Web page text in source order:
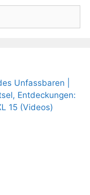
Unfassbaren |
Entdeckungen:
15 (Videos)